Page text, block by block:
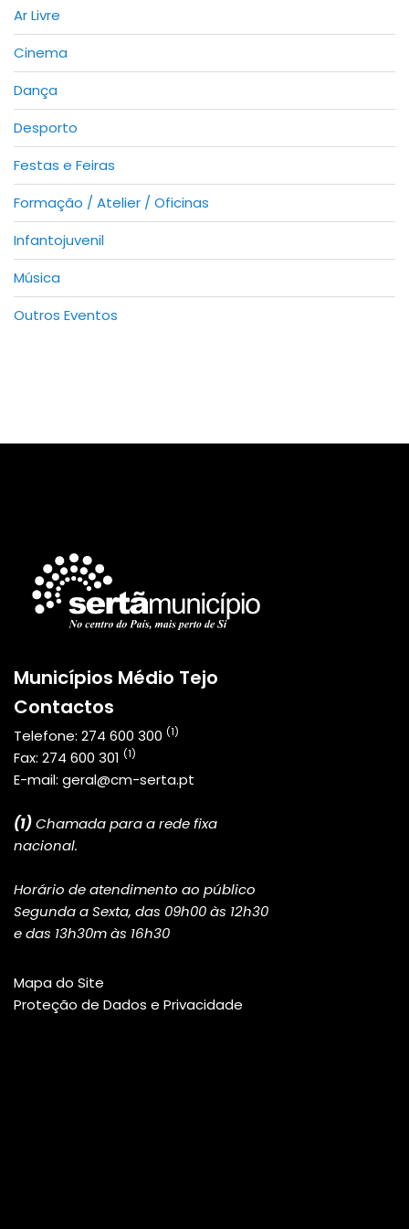
Ar Livre
Cinema
Dança
Desporto
Festas e Feiras
Formação / Atelier / Oficinas
Infantojuvenil
Música
Outros Eventos
Municípios Médio Tejo
Contactos
Telefone: 274 600 300 (1)
Fax: 274 600 301 (1)
E-mail: geral@cm-serta.pt
(1)Chamada para a rede fixa
nacional.
Horário de atendimento ao público
Segunda a Sexta, das 09h00 às 12h30
e das 13h30m às 16h30
Mapa do Site
Proteção de Dados e Privacidade